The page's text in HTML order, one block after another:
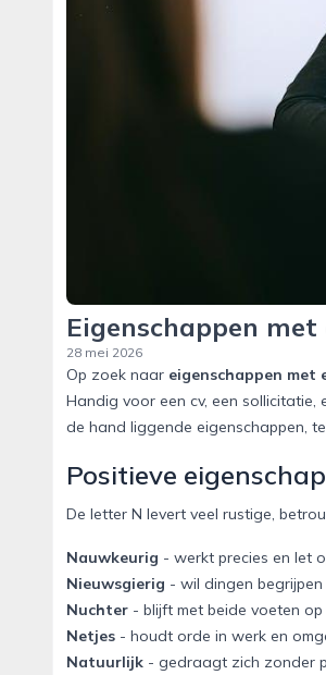
Eigenschappen
28 mei 2026
Op zoek naar eigenschappen met
Handig voor een cv, een
de hand liggende eigenschappen,
Positieve
De letter N levert veel rustige,
Nauwkeurig - werkt precies en let
Nieuwsgierig - wil dingen
Nuchter - blijft met beide voeten
Netjes - houdt orde in werk en
Natuurlijk - gedraagt zich zonder